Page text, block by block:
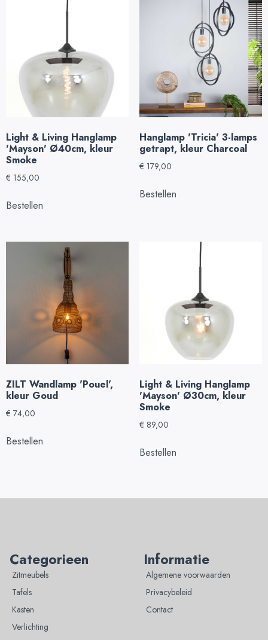
Light & Living Hanglamp
'Mayson' Ø40cm, kleur
Smoke
€ 155,00
Bestellen
Hanglamp 'Tricia' 3-lamps
getrapt, kleur Charcoal
€ 179,00
Bestellen
ZILT Wandlamp 'Pouel',
kleur Goud
€ 74,00
Bestellen
Light & Living Hanglamp
'Mayson' Ø30cm, kleur
Smoke
€ 89,00
Bestellen
Categorieen
Zitmeubels
Tafels
Kasten
Verlichting
Informatie
Algemene voorwaarden
Privacybeleid
Contact